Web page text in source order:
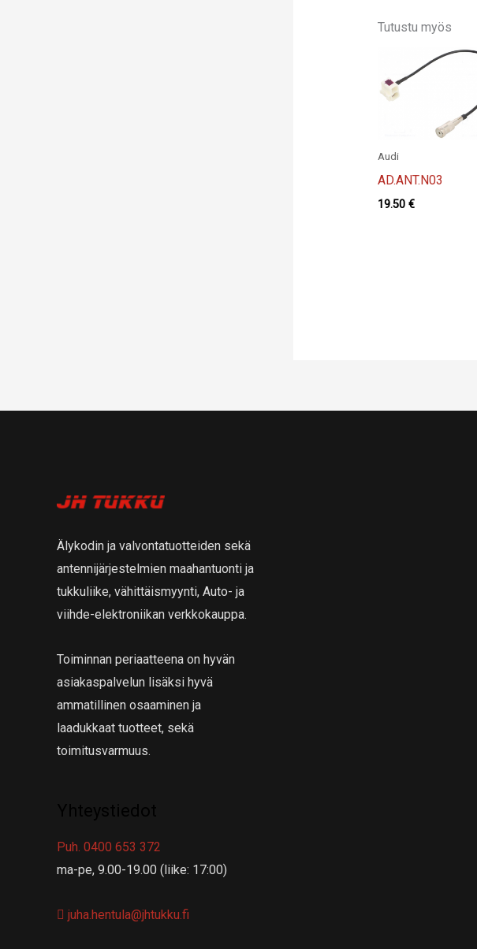
Tutustu myös
Audi
AD.ANT.N03
19.50 €
Älykodin ja valvontatuotteiden sekä
antennijärjestelmien maahantuonti ja
tukkuliike, vähittäismyynti, Auto- ja
viihde-elektroniikan verkkokauppa.
Toiminnan periaatteena on hyvän
asiakaspalvelun lisäksi hyvä
ammatillinen osaaminen ja
laadukkaat tuotteet, sekä
toimitusvarmuus.
Puh. 0400 653 372
ma-pe, 9.00-19.00 (liike: 17:00)
juha.hentula@jhtukku.fi